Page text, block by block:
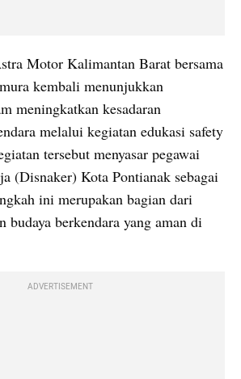
Motor Kalimantan Barat bersama
kembali menunjukkan
meningkatkan kesadaran
melalui kegiatan edukasi safety
tersebut menyasar pegawai
(Disnaker) Kota Pontianak sebagai
ini merupakan bagian dari
budaya berkendara yang aman di
ADVERTISEMENT